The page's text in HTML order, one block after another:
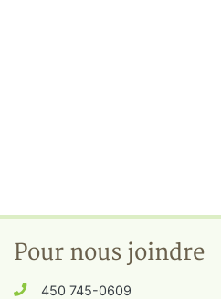
Pour nous joindre
450 745-0609